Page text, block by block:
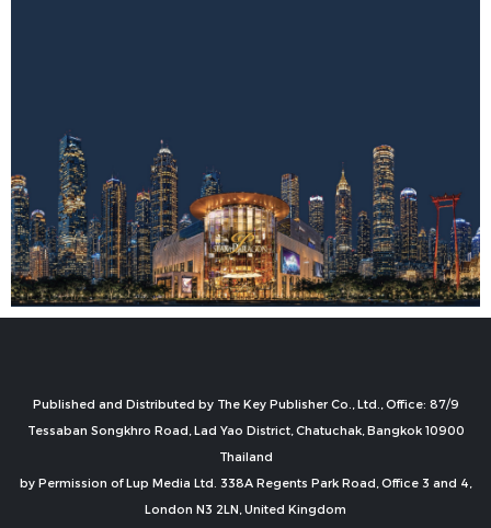
Published and Distributed by The Key Publisher Co., Ltd., Office: 87/9
Tessaban Songkhro Road, Lad Yao District, Chatuchak, Bangkok 10900
Thailand
by Permission of Lup Media Ltd. 338A Regents Park Road, Office 3 and 4,
London N3 2LN, United Kingdom